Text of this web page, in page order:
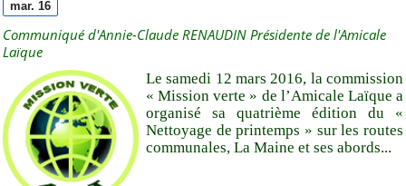
Fil des billets
Fil des commentaires
Suivez-nous sur
Facebook
Statistiques
mar. 16
Communiqué d'Annie-Claude RENAUDIN Présidente de l'Amicale
Laïque
Le samedi 12 mars 2016, la commission
« Mission verte » de l’Amicale Laïque a
organisé sa quatrième édition du «
Nettoyage de printemps » sur les routes
communales, La Maine et ses abords...